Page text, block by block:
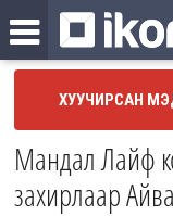
ХУУЧИРСАН
Мандал Лайф
захирлаар